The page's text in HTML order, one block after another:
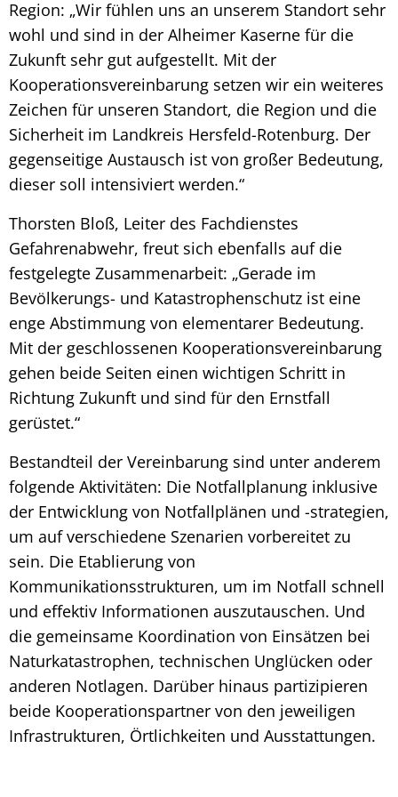
Region: „Wir fühlen uns an unserem Standort sehr
wohl und sind in der Alheimer Kaserne für die
Zukunft sehr gut aufgestellt. Mit der
Kooperationsvereinbarung setzen wir ein weiteres
Zeichen für unseren Standort, die Region und die
Sicherheit im Landkreis Hersfeld-Rotenburg. Der
gegenseitige Austausch ist von großer Bedeutung,
dieser soll intensiviert werden.“
Thorsten Bloß, Leiter des Fachdienstes
Gefahrenabwehr, freut sich ebenfalls auf die
festgelegte Zusammenarbeit: „Gerade im
Bevölkerungs- und Katastrophenschutz ist eine
enge Abstimmung von elementarer Bedeutung.
Mit der geschlossenen Kooperationsvereinbarung
gehen beide Seiten einen wichtigen Schritt in
Richtung Zukunft und sind für den Ernstfall
gerüstet.“
Bestandteil der Vereinbarung sind unter anderem
folgende Aktivitäten: Die Notfallplanung inklusive
der Entwicklung von Notfallplänen und -strategien,
um auf verschiedene Szenarien vorbereitet zu
sein. Die Etablierung von
Kommunikationsstrukturen, um im Notfall schnell
und effektiv Informationen auszutauschen. Und
die gemeinsame Koordination von Einsätzen bei
Naturkatastrophen, technischen Unglücken oder
anderen Notlagen. Darüber hinaus partizipieren
beide Kooperationspartner von den jeweiligen
Infrastrukturen, Örtlichkeiten und Ausstattungen.